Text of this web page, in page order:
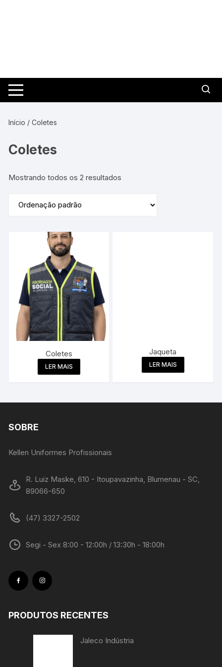
Início / Coletes
Coletes
Mostrando todos os 2 resultados
Coletes
LER MAIS
Jaqueta
LER MAIS
SOBRE
Kellen Uniformes Profissionais
R. Luiz Maske, 610 - Itoupavazinha, Blumenau - SC,
89066-650
(47) 3327-2502
Segi - Sex 8:00 - 12:00h / 13:30h - 18:00h
PRODUTOS RECENTES
Jaleco Indústria